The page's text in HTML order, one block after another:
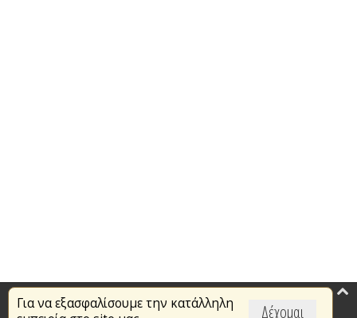
Δέχομαι
Για να εξασφαλίσουμε την κατάλληλη
Επικαιρότητα